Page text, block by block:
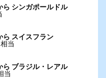
シンガポールドル
スイスフラン
当
ブラジル・レアル
当